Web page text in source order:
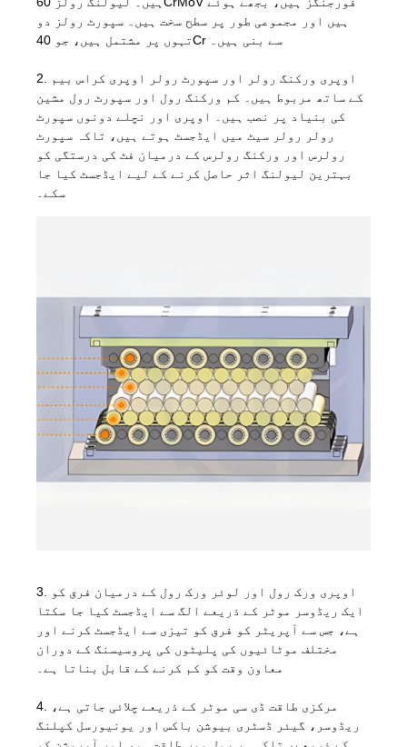
ہیں اور مجموعی طور پر سطح سخت ہیں۔ سپورٹ رولز دو
تہوں پر مشتمل ہیں، جو 40Cr سے بنی ہیں۔
2. اوپری ورکنگ رولر اور سپورٹ رولر اوپری کراس بیم
کے ساتھ مربوط ہیں۔ کم ورکنگ رول اور سپورٹ رول مشین
کی بنیاد پر نصب ہیں۔ اوپری اور نچلے دونوں سپورٹ
رولر رولر سیٹ میں ایڈجسٹ ہوتے ہیں، تاکہ سپورٹ
رولرس اور ورکنگ رولرس کے درمیان فٹ کی درستگی کو
بہترین لیولنگ اثر حاصل کرنے کے لیے ایڈجسٹ کیا جا
سکے۔
3. اوپری ورک رول اور لوئر ورک رول کے درمیان فرق کو
ایک ریڈوسر موٹر کے ذریعے الگ سے ایڈجسٹ کیا جا سکتا
ہے، جس سے آپریٹر کو فرق کو تیزی سے ایڈجسٹ کرنے اور
مختلف موٹائیوں کی پلیٹوں کی پروسیسنگ کے دوران
معاون وقت کو کم کرنے کے قابل بناتا ہے۔
4. مرکزی طاقت ڈی سی موٹر کے ذریعے چلائی جاتی ہے،
ریڈوسر، گیئر ڈسٹری بیوشن باکس اور یونیورسل کپلنگ
کے ذریعے، تاکہ ہر رول میں طاقت ہو، اور آپریشن کو